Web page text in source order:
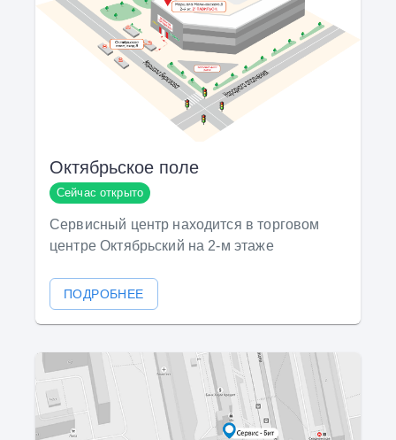
Октябрьское поле
Сейчас открыто
Сервисный центр находится в торговом
центре Октябрьский на 2-м этаже
ПОДРОБНЕЕ